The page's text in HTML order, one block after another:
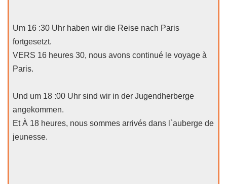
Um 16 :30 Uhr haben wir die Reise nach Paris
fortgesetzt.
VERS 16 heures 30, nous avons continué le voyage à
Paris.
Und um 18 :00 Uhr sind wir in der Jugendherberge
angekommen.
Et À 18 heures, nous sommes arrivés dans l`auberge de
jeunesse.